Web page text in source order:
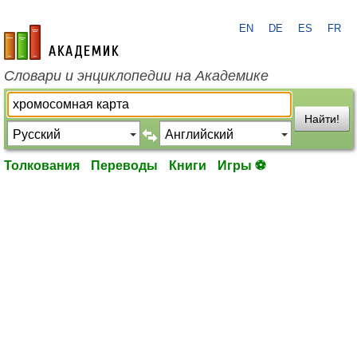
academic.ru
EN DE ES FR
Словари и энциклопедии на Академике
Найти!
Толкования Переводы Книги Игры ⚽